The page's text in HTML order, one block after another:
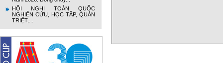
HỘI NGHỊ TOÀN QUỐC
NGHIÊN CỨU, HỌC TẬP, QUÁN
TRIỆT,...